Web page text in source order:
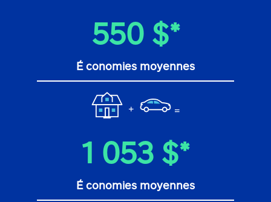
550 $*
É conomies moyennes
+ =
1 053 $*
É conomies moyennes